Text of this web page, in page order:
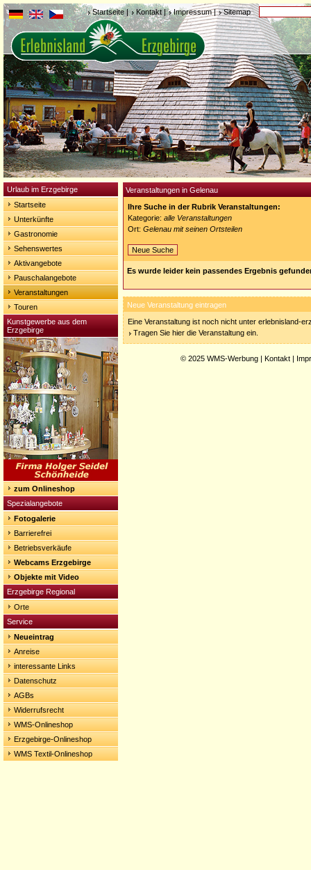
Startseite| Kontakt| Impressum| Sitemap
Urlaub im Erzgebirge
Startseite
Unterkünfte
Gastronomie
Sehenswertes
Aktivangebote
Pauschalangebote
Veranstaltungen
Touren
Kunstgewerbe aus dem
Erzgebirge
zum Onlineshop
Spezialangebote
Fotogalerie
Barrierefrei
Betriebsverkäufe
Webcams Erzgebirge
Objekte mit Video
Erzgebirge Regional
Orte
Service
Neueintrag
Anreise
interessante Links
Datenschutz
AGBs
Widerrufsrecht
WMS-Onlineshop
Erzgebirge-Onlineshop
WMS Textil-Onlineshop
Veranstaltungen in Gelenau
Ihre Suche in der Rubrik Veranstaltungen:
Kategorie: alle Veranstaltungen
Ort: Gelenau mit seinen Ortsteilen
Neue Suche
Es wurde leider kein passendes Ergebnis
Neue Veranstaltung eintragen
Eine Veranstaltung ist noch nicht unter erlebnisland-
Tragen Sie hier die Veranstaltung ein.
© 2025 WMS-Werbung | Kontakt |